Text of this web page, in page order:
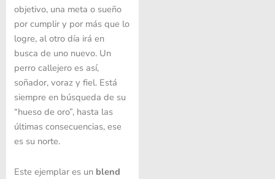
objetivo, una meta o sueño
por cumplir y por más que lo
logre, al otro día irá en
busca de uno nuevo. Un
perro callejero es así,
soñador, voraz y fiel. Está
siempre en búsqueda de su
“hueso de oro”, hasta las
últimas consecuencias, ese
es su norte.
Este ejemplar es un blend